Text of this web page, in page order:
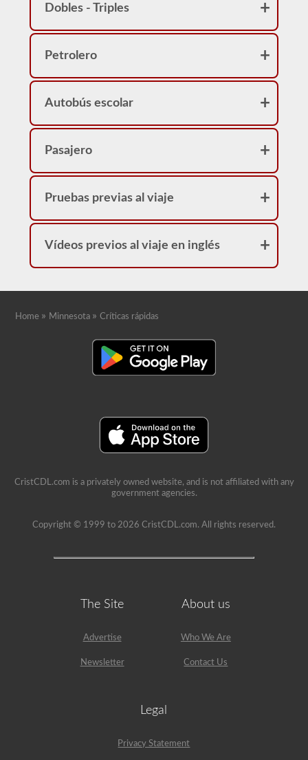
Dobles - Triples
Petrolero
Autobús escolar
Pasajero
Pruebas previas al viaje
Vídeos previos al viaje en inglés
Home » Minnesota »Críticas rápidas
CristCDL.com is a privately owned website, and is not affiliated with any
government agencies.
Copyright © 1999 to 2026 CristCDL.com. All rights reserved.
The Site
Advertise
Newsletter
About us
Who We Are
Contact Us
Legal
Privacy Statement